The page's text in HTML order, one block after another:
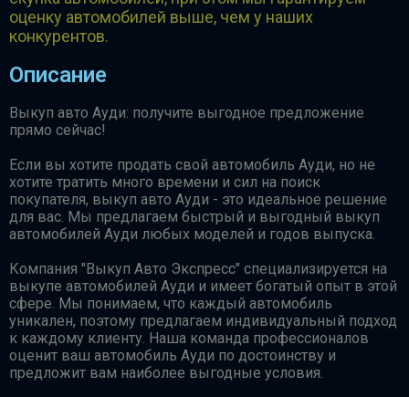
оценку автомобилей выше, чем у наших
конкурентов.
Описание
Выкуп авто Ауди: получите выгодное предложение
прямо сейчас!
Если вы хотите продать свой автомобиль Ауди, но не
хотите тратить много времени и сил на поиск
покупателя, выкуп авто Ауди - это идеальное решение
для вас. Мы предлагаем быстрый и выгодный выкуп
автомобилей Ауди любых моделей и годов выпуска.
Компания "Выкуп Авто Экспресс" специализируется на
выкупе автомобилей Ауди и имеет богатый опыт в этой
сфере. Мы понимаем, что каждый автомобиль
уникален, поэтому предлагаем индивидуальный подход
к каждому клиенту. Наша команда профессионалов
оценит ваш автомобиль Ауди по достоинству и
предложит вам наиболее выгодные условия.